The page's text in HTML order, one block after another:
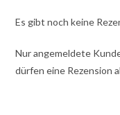
Es gibt noch keine
Nur angemeldete
dürfen eine Rezension